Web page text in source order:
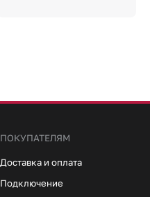
ПОКУПАТЕЛЯМ
Доставка и оплата
Подключение